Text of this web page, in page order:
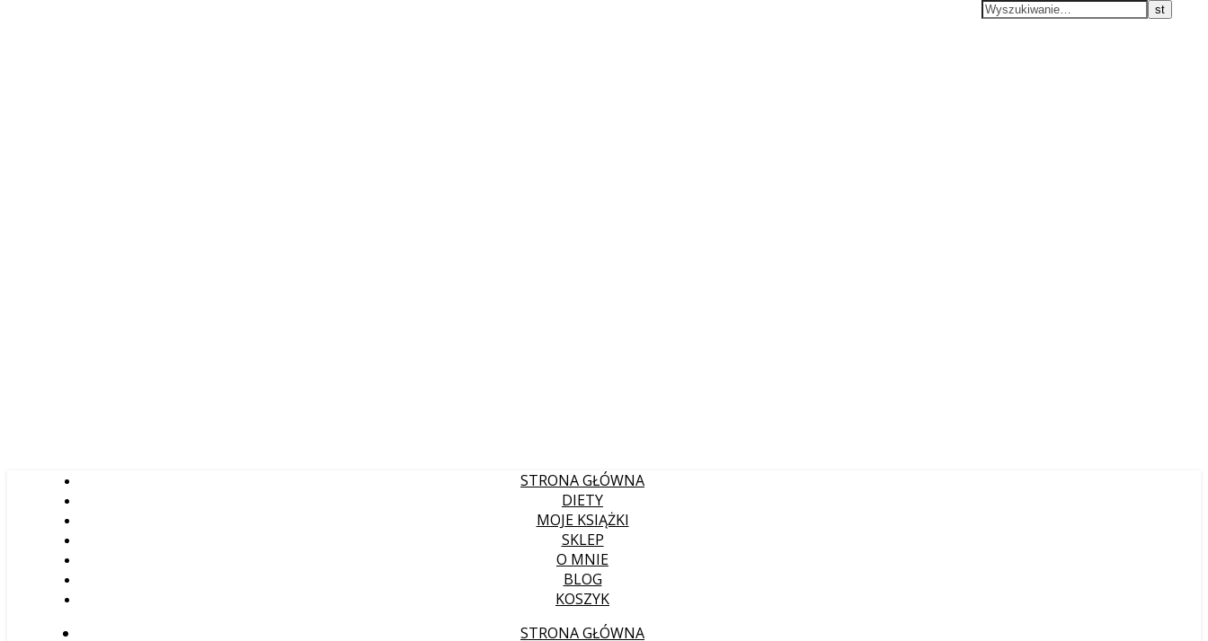
STRONA GŁÓWNA
DIETY
MOJE KSIĄŻKI
SKLEP
O MNIE
BLOG
KOSZYK
STRONA GŁÓWNA